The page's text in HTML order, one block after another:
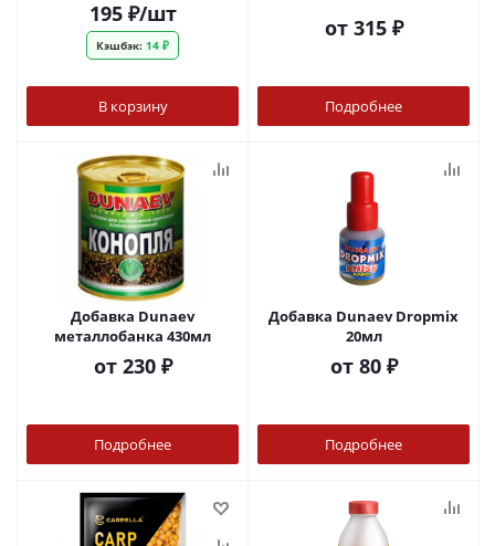
195₽/шт
Кэшбэк: 14 ₽
В корзину
от 315 ₽
Подробнее
Добавка Dunaev
металлобанка 430мл
от 230 ₽
Подробнее
Добавка Dunaev Dropmix
20мл
от 80 ₽
Подробнее